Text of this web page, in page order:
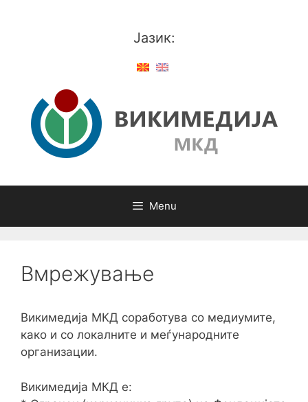
Јазик:
Menu
Вмрежување
Викимедија МКД соработува со медиумите,
како и со локалните и меѓународните
организации.
Викимедија МКД е: